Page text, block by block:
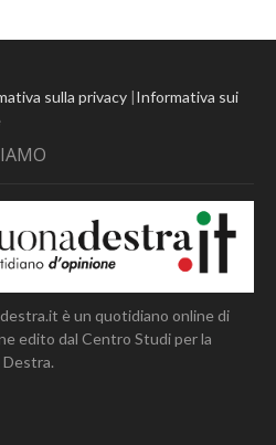
sulla privacy |Informativa sui
è un quotidiano online di
edito dal Centro Studi per la
Destra.